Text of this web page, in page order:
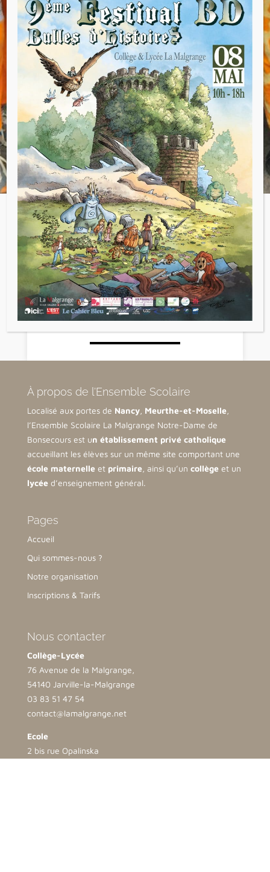
Mardi dernier s’est déroulé le carnaval et
son concours de déguisement : nous avons
eu droit à un florilège de costumes drôles,
recherchés, travaillés, à des élèves venus
déguisés en groupe de manière originale et
le tout dans une ambiance très agréable.
Voir tous les articles
←Article précédent
Article suivant→
À propos de l’Ensemble Scolaire
Localisé aux portes de Nancy, Meurthe-et-Moselle,
l’Ensemble Scolaire La Malgrange Notre-Dame de
Bonsecours est un établissement privé catholique
accueillant les élèves sur un même site comportant une
école maternelleet primaire, ainsi qu’un collègeet un
lycéed’enseignement général.
Pages
Accueil
Qui sommes-nous ?
Notre organisation
Inscriptions & Tarifs
Nous contacter
Collège-Lycée
76 Avenue de la Malgrange,
54140 Jarville-la-Malgrange
03 83 51 47 54
contact@lamalgrange.net
Ecole
2 bis rue Opalinska